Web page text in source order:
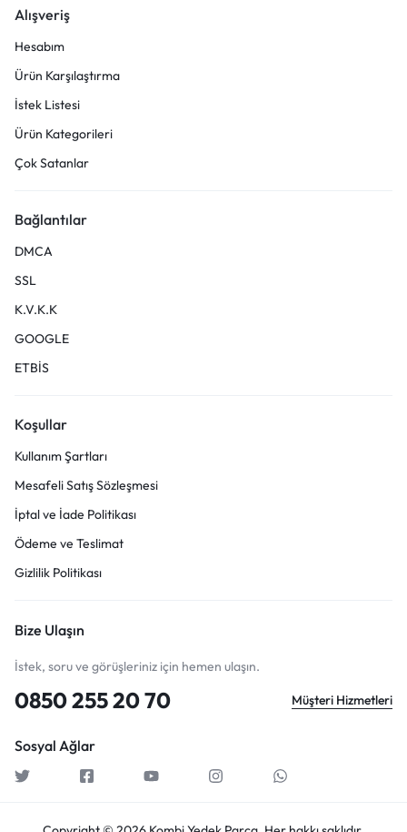
Alışveriş
Hesabım
Ürün Karşılaştırma
İstek Listesi
Ürün Kategorileri
Çok Satanlar
Bağlantılar
DMCA
SSL
K.V.K.K
GOOGLE
ETBİS
Koşullar
Kullanım Şartları
Mesafeli Satış Sözleşmesi
İptal ve İade Politikası
Ödeme ve Teslimat
Gizlilik Politikası
Bize Ulaşın
İstek, soru ve görüşleriniz için hemen ulaşın.
0850 255 20 70 Müşteri Hizmetleri
Sosyal Ağlar